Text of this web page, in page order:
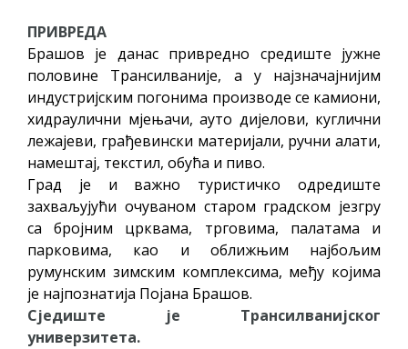
ПРИВРЕДА
Брашов је данас привредно средиште јужне
половине Трансилваније, а у најзначајнијим
индустријским погонима производе се камиони,
хидраулични мјењачи, ауто дијелови, куглични
лежајеви, грађевински материјали, ручни алати,
намештај, текстил, обућа и пиво.
Град је и важно туристичко одредиште
захваљујући очуваном старом градском језгру
са бројним црквама, трговима, палатама и
парковима, као и оближњим најбољим
румунским зимским комплексима, међу којима
је најпознатија Појана Брашов.
Сједиште је Трансилванијског
универзитета.